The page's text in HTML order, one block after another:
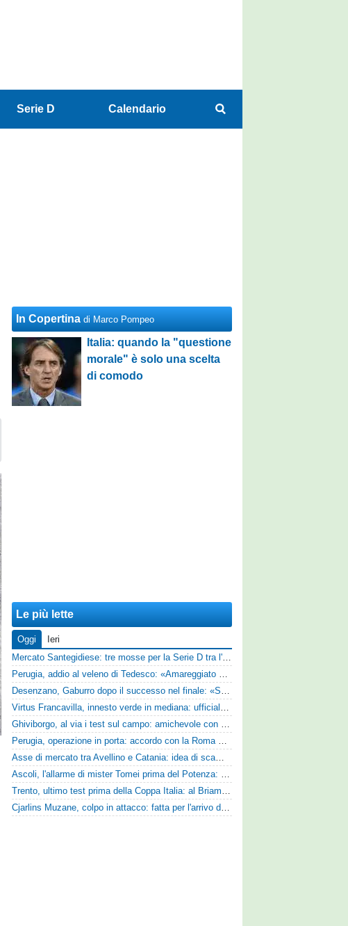
Serie D Calendario
In Copertina di Marco Pompeo
Italia: quando la "questione
morale" è solo una scelta
di comodo
Le più lette
Oggi
Ieri
Mercato Santegidiese: tre mosse per la Serie D tra l'ingaggio di Diakhate e due rinnovi chiave
Perugia, addio al veleno di Tedesco: «Amareggiato dalle parole di Alessandro Gaucci, mi hanno ferito umanamente»
Desenzano, Gaburro dopo il successo nel finale: «Sapevamo che avremmo sofferto, ma si è vista la voglia di vincere»
Virtus Francavilla, innesto verde in mediana: ufficiale l'arrivo del classe 2008 Gianluca Ajello
Ghiviborgo, al via i test sul campo: amichevole con il Fratres Perignano e sguardo al nuovo girone E
Perugia, operazione in porta: accordo con la Roma per il talento Zelezny
Asse di mercato tra Avellino e Catania: idea di scambio tra Cosimo Patierno e Kaleb Jimenez
Ascoli, l'allarme di mister Tomei prima del Potenza: «Mettiamoci l'elmetto, l'obiettivo è la salvezza e non dobbiamo vendere fumo!»
Trento, ultimo test prima della Coppa Italia: al Briamasco arriva il triangolare con Südtirol e Campodarsego
Cjarlins Muzane, colpo in attacco: fatta per l'arrivo di Franck Djoulou